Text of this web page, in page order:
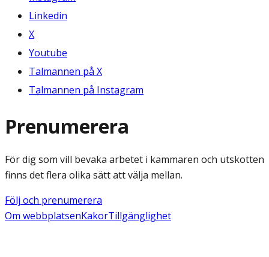
Linkedin
X
Youtube
Talmannen på X
Talmannen på Instagram
Prenumerera
För dig som vill bevaka arbetet i kammaren och utskotten
finns det flera olika sätt att välja mellan.
Följ och prenumerera
Om webbplatsenKakorTillgänglighet